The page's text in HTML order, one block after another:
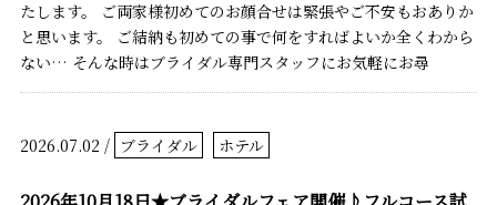
たします。 ご両家様初めてのお顔合せは緊張やご不安もおありか
と思います。 ご結納も初めての事で何をすればよいか全くわから
ない… そんな時はブライダル専門スタッフにお気軽にお尋
2026.07.02 / ブライダル ホテル